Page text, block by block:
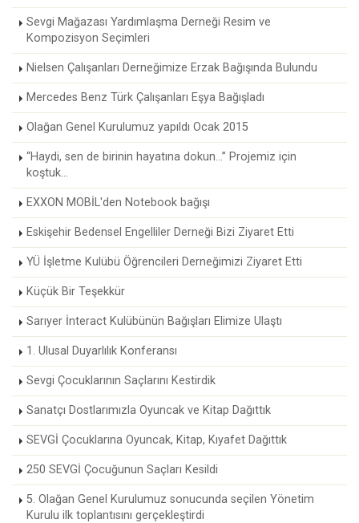
Sevgi Mağazası Yardımlaşma Derneği Resim ve
Kompozisyon Seçimleri
Nielsen Çalışanları Derneğimize Erzak Bağışında Bulundu
Mercedes Benz Türk Çalışanları Eşya Bağışladı
Olağan Genel Kurulumuz yapıldı Ocak 2015
“Haydi, sen de birinin hayatına dokun...” Projemiz için
koştuk...
EXXON MOBİL'den Notebook bağışı
Eskişehir Bedensel Engelliler Derneği Bizi Ziyaret Etti
YÜ İşletme Kulübü Öğrencileri Derneğimizi Ziyaret Etti
Küçük Bir Teşekkür
Sarıyer İnteract Kulübünün Bağışları Elimize Ulaştı
1. Ulusal Duyarlılık Konferansı
Sevgi Çocuklarının Saçlarını Kestirdik
Sanatçı Dostlarımızla Oyuncak ve Kitap Dağıttık
SEVGİ Çocuklarına Oyuncak, Kitap, Kıyafet Dağıttık
250 SEVGİ Çocuğunun Saçları Kesildi
5. Olağan Genel Kurulumuz sonucunda seçilen Yönetim
Kurulu ilk toplantısını gerçekleştirdi